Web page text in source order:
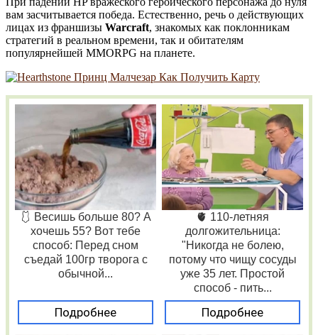
вам засчитывается победа. Естественно, речь о действующих
лицах из франшизы Warcraft, знакомых как поклонникам
стратегий в реальном времени, так и обитателям
популярнейшей MMORPG на планете.
🩱 Весишь больше 80? А
хочешь 55? Вот тебе
способ: Перед сном
съедай 100гр творога с
обычной...
Подробнее
🫀 110-летняя
долгожительница:
"Никогда не болею,
потому что чищу сосуды
уже 35 лет. Простой
способ - пить...
Подробнее